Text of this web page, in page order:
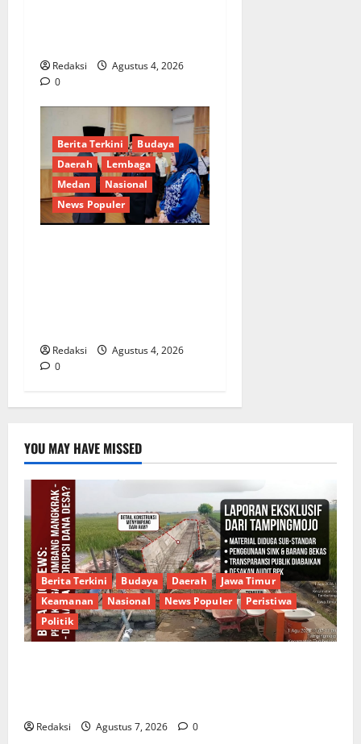
Redaksi
Agustus 4, 2026
0
Berita Terkini
Budaya
Daerah
Lembaga
Medan
Nasional
News Populer
Redaksi
Agustus 4, 2026
0
YOU MAY HAVE MISSED
Berita Terkini Budaya Daerah
Jawa Timur
Keamanan
Nasional News Populer
Peristiwa
Politik
Redaksi Agustus 7, 2026 0